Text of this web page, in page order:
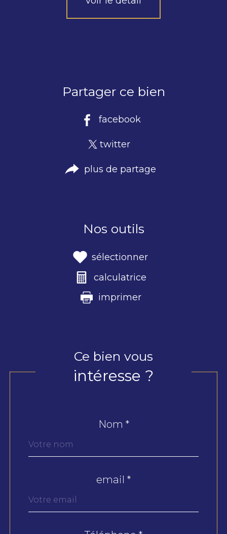
Partager ce bien
facebook
twitter
plus de partage
Nos outils
sélectionner
calculatrice
imprimer
Ce bien vous
intéresse ?
Nom *
email *